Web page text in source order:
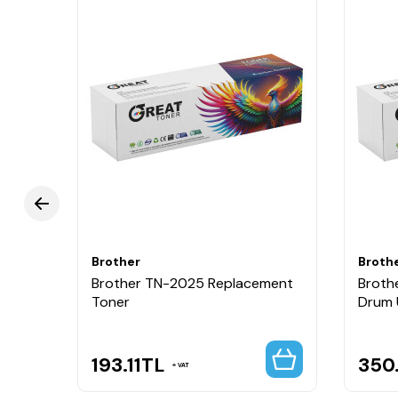
Brother
Brother TN-2025 Replacement
Toner
193.11TL VAT
Drum